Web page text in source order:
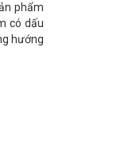
phẩm
có dấu
hướng